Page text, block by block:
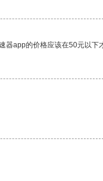
app的价格应该在50元以下